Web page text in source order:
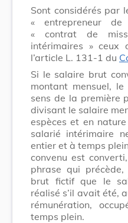
Sont considérés par
« entrepreneur
« contrat de
intérimaires » ceux
l’article L. 131-1 du
Si le salaire brut
montant mensuel,
sens de la première
divisant le salaire
espèces et en
salarié intérimaire
entier et à temps
convenu est
phrase qui
brut fictif que le
réalisé s’il avait été,
rémunération,
temps plein.